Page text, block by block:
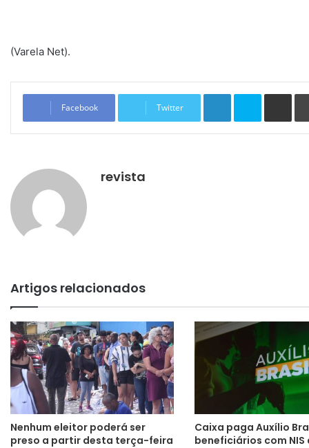
(Varela Net).
Facebook Twitter
Linkedin Skype
revista
Artigos relacionados
Nenhum eleitor poderá ser
preso a partir desta terça-feira
Caixa paga Auxílio
beneficiários com NIS